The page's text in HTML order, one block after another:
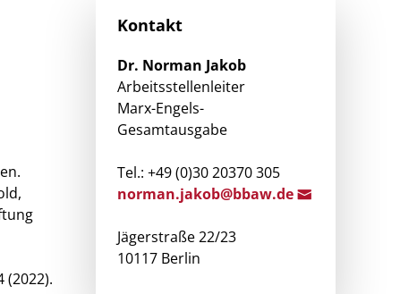
(2022).
Kontakt
Dr. Norman Jakob
Arbeitsstellenleiter
Marx-Engels-
Gesamtausgabe
Tel.: +49 (0)30 20370 305
norman.jakob@bbaw.de
Jägerstraße 22/23
10117 Berlin